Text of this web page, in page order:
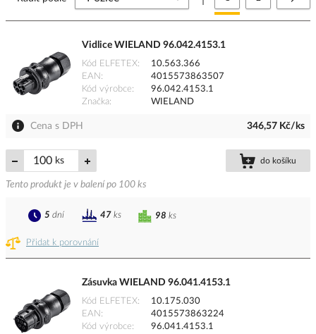
Vidlice WIELAND 96.042.4153.1
Kód ELFETEX
10.563.366
EAN
4015573863507
Kód výrobce
96.042.4153.1
Značka
WIELAND
Cena s DPH 346,57 Kč/ks
ks do košíku
Tento produkt je v balení po 100 ks
Přidat k porovnání
98 ks
5 dní 47 ks
Zásuvka WIELAND 96.041.4153.1
Kód ELFETEX
10.175.030
EAN
4015573863224
Kód výrobce
96.041.4153.1